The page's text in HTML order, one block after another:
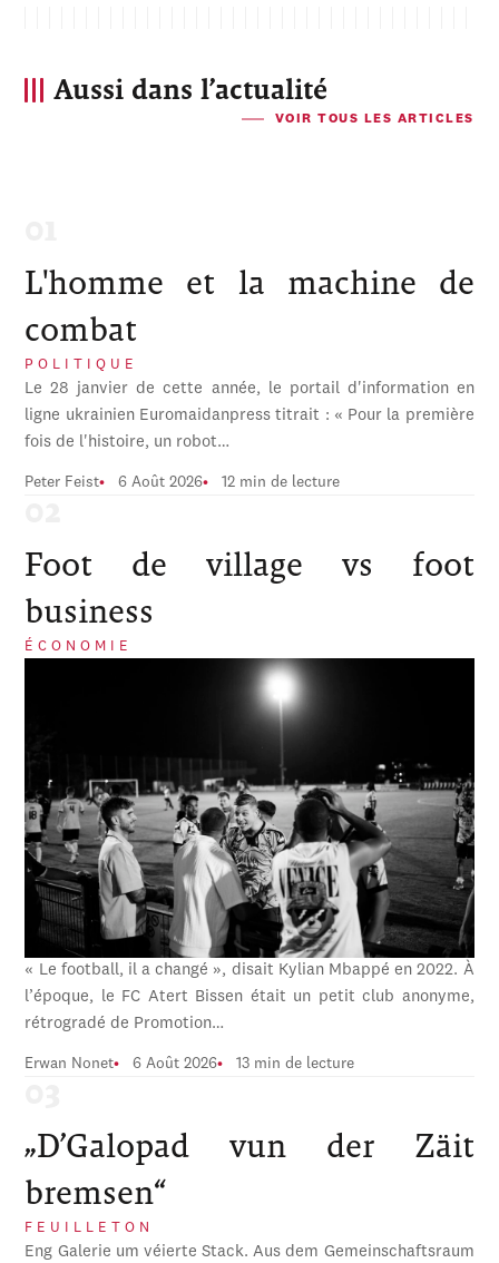
Aussi dans l’actualité
VOIR TOUS LES ARTICLES
L'homme et la machine de
combat
POLITIQUE
Le 28 janvier de cette année, le portail d'information en
ligne ukrainien Euromaidanpress titrait : « Pour la première
fois de l'histoire, un robot…
Peter Feist 6 Août 2026 12 min de lecture
Foot de village vs foot
business
ÉCONOMIE
« Le football, il a changé », disait Kylian Mbappé en 2022. À
l’époque, le FC Atert Bissen était un petit club anonyme,
rétrogradé de Promotion…
Erwan Nonet 6 Août 2026 13 min de lecture
„D’Galopad vun der Zäit
bremsen“
FEUILLETON
Eng Galerie um véierte Stack. Aus dem Gemeinschaftsraum